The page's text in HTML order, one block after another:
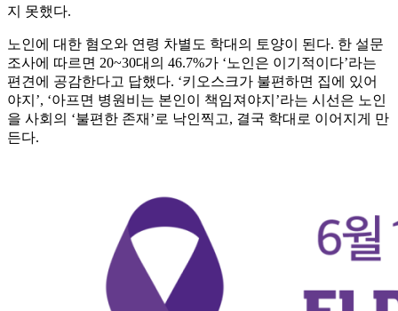
지 못했다.
노인에 대한 혐오와 연령 차별도 학대의 토양이 된다. 한 설문
조사에 따르면 20~30대의 46.7%가 ‘노인은 이기적이다’라는
편견에 공감한다고 답했다. ‘키오스크가 불편하면 집에 있어
야지’, ‘아프면 병원비는 본인이 책임져야지’라는 시선은 노인
을 사회의 ‘불편한 존재’로 낙인찍고, 결국 학대로 이어지게 만
든다.